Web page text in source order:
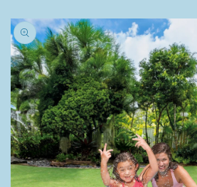
directamente
a la
información
del producto